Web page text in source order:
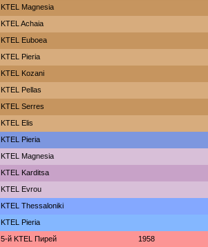
ΚΤΕL Magnesia
KTEL Achaia
ΚΤΕL Euboea
KTEL Pieria
ΚΤΕL Kozani
KTEL Pellas
KTEL Serres
KTEL Elis
KTEL Pieria
ΚΤΕL Magnesia
ΚΤΕL Karditsa
KTEL Evrou
KTEL Thessaloniki
KTEL Pieria
5-й KTEL Пирей 1958